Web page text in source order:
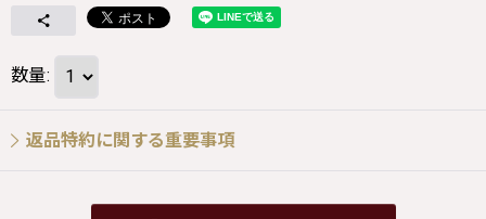
数量:
返品特約に関する重要事項